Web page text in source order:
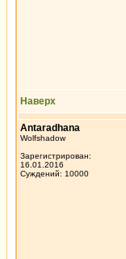
Наверх
Antaradhana
Wolfshadow
Зарегистрирован:
16.01.2016
Суждений: 10000